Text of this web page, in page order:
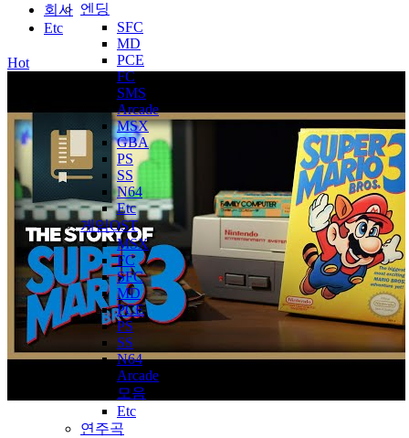
엔딩
SFC
MD
PCE
FC
SMS
Arcade
MSX
GBA
PS
SS
N64
Etc
게임OST
MSX
FC
SFC
MD
PCE
PS
SS
N64
Arcade
모음
Etc
연주곡
회사
Etc
Hot